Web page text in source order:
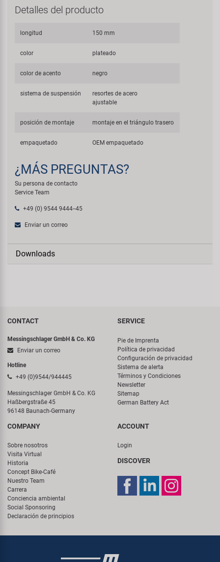
Detalles del producto
longitud 150 mm
color plateado
color de acento negro
sistema de suspensión
resortes de acero
ajustable
posición de montaje montaje en el triángulo trasero
empaquetado OEM empaquetado
¿MÁS PREGUNTAS?
Su persona de contacto
Service Team
+49 (0) 9544 9444--45
Enviar un correo
Downloads
CONTACT
Messingschlager GmbH & Co. KG
Enviar un correo
Hotline
+49 (0)9544/944445
Messingschlager GmbH & Co. KG
Haßbergstraße 45
96148 Baunach-Germany
SERVICE
Pie de Imprenta
Política de privacidad
Configuración de privacidad
Sistema de alerta
Términos y Condiciones
Newsletter
Sitemap
German Battery Act
COMPANY
Sobre nosotros
Visita Virtual
Historia
Concept Bike-Café
Nuestro Team
Carrera
Conciencia ambiental
Social Sponsoring
Declaración de principios
ACCOUNT
Login
DISCOVER